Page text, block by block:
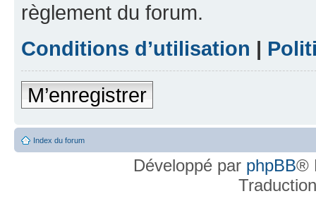
règlement du forum.
Conditions d’utilisation |
M’enregistrer
Index du forum
Développé par phpBB®